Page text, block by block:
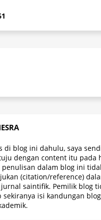
1
di blog ini dahulu, saya
dengan content itu pada
penulisan dalam blog ini
(citation/reference)
saintifik. Pemilik blog
sekiranya isi kandungan